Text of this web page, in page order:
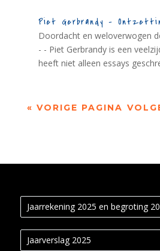
Piet Gerbrandy –
Doordacht en weloverwogen
- - Piet Gerbrandy is een
heeft niet alleen essays
« VORIGE PAGINA
Jaarrekening 2025 en begroting
Jaarverslag 2025